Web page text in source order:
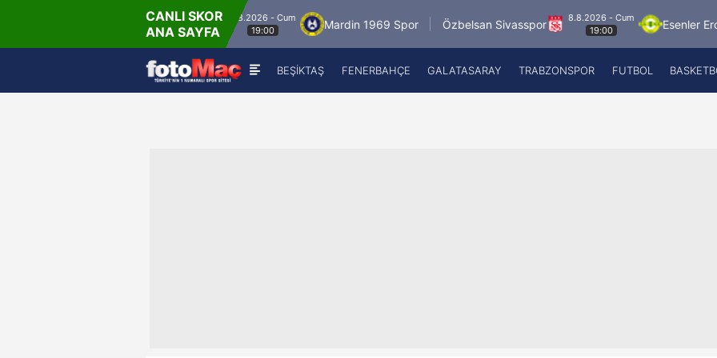
CANLI SKOR
ANA SAYFA
Ümraniyespor
8.8.2026 - Cum
19:00
Mardin 1969 Spor Özbelsan Sivasspor
8.8.2026 - Cum
19:00
Esenler Erokspor
BEŞİKTAŞ FENERBAHÇE GALATASARAY TRABZONSPOR FUTBOL